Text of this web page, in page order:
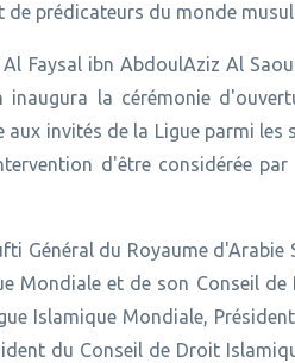
de prédicateurs du monde
Faysal ibn AbdoulAziz Al
inaugura la cérémonie
invités de la Ligue parmi
d'être considérée
Général du Royaume
Mondiale et de son Conseil
Islamique Mondiale,
du Conseil de Droit